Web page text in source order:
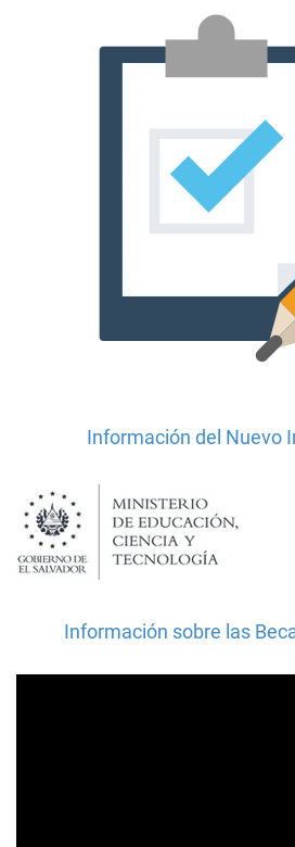
Información del Nuevo
Información sobre las